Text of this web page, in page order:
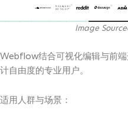
Image
Webflow结合可视化编辑与前
计自由度的专业用户。
适用人群与场景：